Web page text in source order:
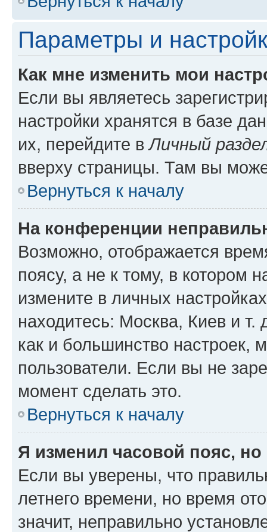
Параметры и
Как мне изменить мои
Если вы являетесь
настройки хранятся в базе
их, перейдите вЛичный
вверху страницы. Там вы
Вернуться к началу
На конференции
Возможно, отображается
поясу, а не к тому, в котором
измените в личных
находитесь: Москва, Киев и т.
как и большинство настроек,
пользователи. Если вы не
момент сделать это.
Вернуться к началу
Я изменил часовой пояс,
Если вы уверены, что
летнего времени, но время
значит, неправильно